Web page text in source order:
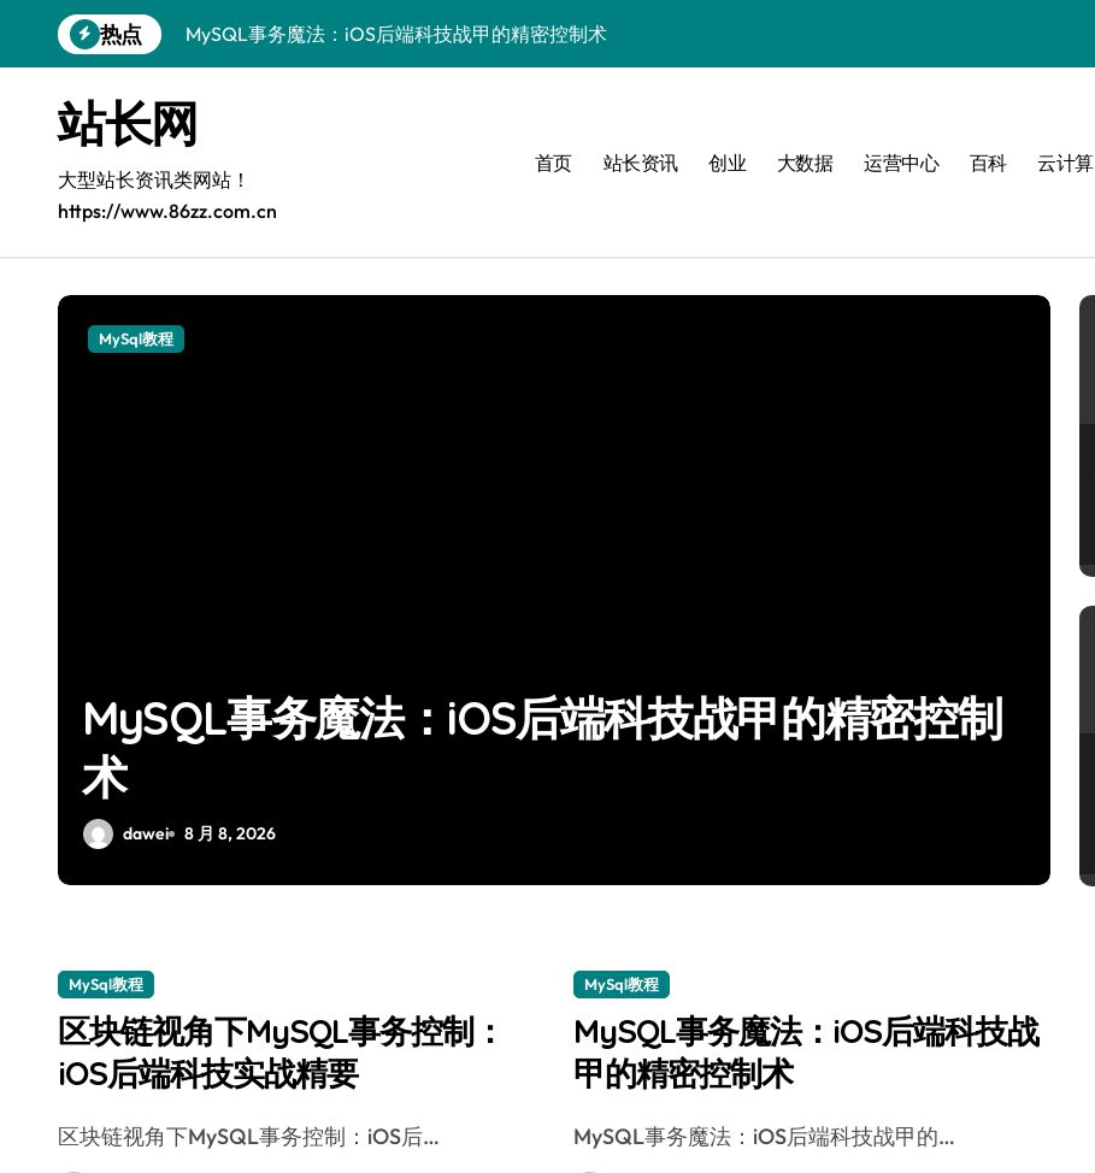
到
热点
MySQL事务魔法：iOS后端科技战甲的精密控制术
技术精进：MySQL事务控制全解析，站长学院助你科技通关
鸿蒙生态下MySQL事务控制：边缘AI开发者的数据科技利器
Go语言赋能MySQL事务管理：科技驱动的高效实践精要
站长网
大型站长资讯类网站！
https://www.86zz.com.cn
首页 站长资讯 创业 大数据 运营中心 百科 云计算
MySql教程
MySQL事务魔法：iOS后端科技战甲的精密控制
术
dawei 8 月 8, 2026
MySql教程
区块链视角下MySQL事务控制：
iOS后端科技实战精要
区块链视角下MySQL事务控制：iOS后…
MySql教程
MySQL事务魔法：iOS后端科技战
甲的精密控制术
MySQL事务魔法：iOS后端科技战甲的…